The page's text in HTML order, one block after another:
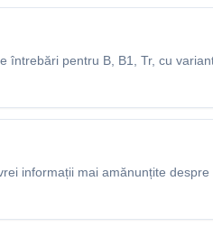
întrebări pentru B, B1, Tr, cu
informații mai amănunțite despre